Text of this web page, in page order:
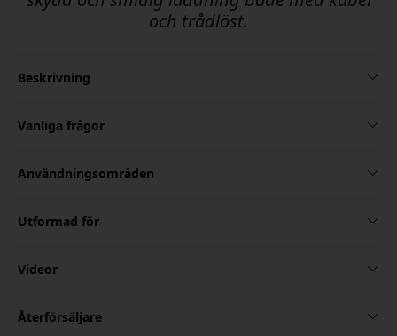
och trådlöst.
Beskrivning
Vanliga frågor
Användningsområden
Utformad för
Videor
Återförsäljare